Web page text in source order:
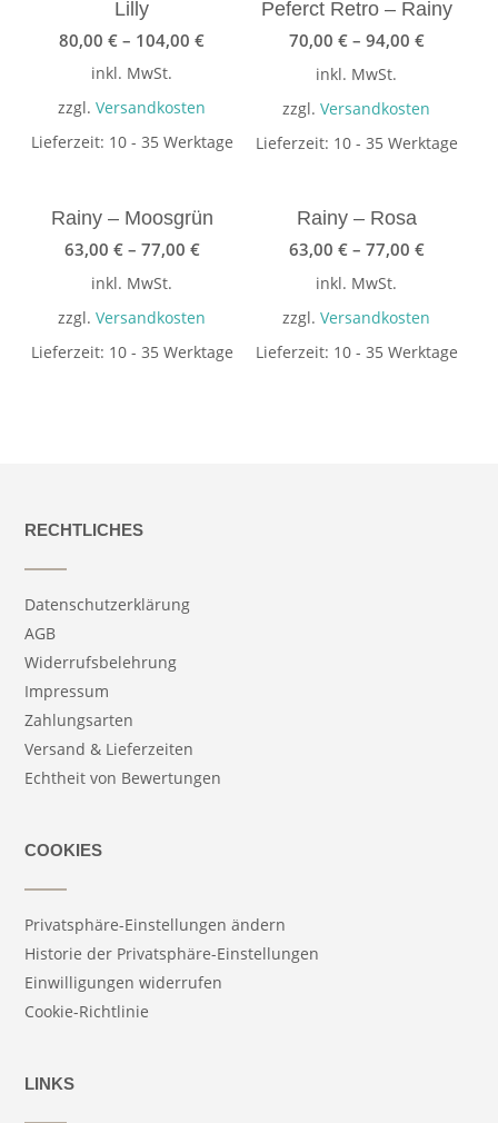
Lilly
80,00€ – 104,00€
inkl. MwSt.
zzgl.Versandkosten
Lieferzeit: 10 - 35 Werktage
Peferct Retro – Rainy
70,00 €– 94,00 €
inkl. MwSt.
zzgl.Versandkosten
Lieferzeit: 10 - 35 Werktage
Rainy – Moosgrün
63,00 €– 77,00 €
inkl. MwSt.
zzgl.Versandkosten
Lieferzeit: 10 - 35 Werktage
Rainy – Rosa
63,00 €– 77,00 €
inkl. MwSt.
zzgl.Versandkosten
Lieferzeit: 10 - 35 Werktage
RECHTLICHES
Datenschutzerklärung
AGB
Widerrufsbelehrung
Impressum
Zahlungsarten
Versand & Lieferzeiten
Echtheit von Bewertungen
COOKIES
Privatsphäre-Einstellungen ändern
Historie der Privatsphäre-Einstellungen
Einwilligungen widerrufen
Cookie-Richtlinie
LINKS